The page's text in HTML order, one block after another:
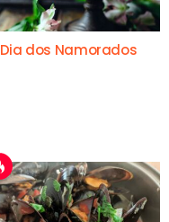
Dia dos Namorados